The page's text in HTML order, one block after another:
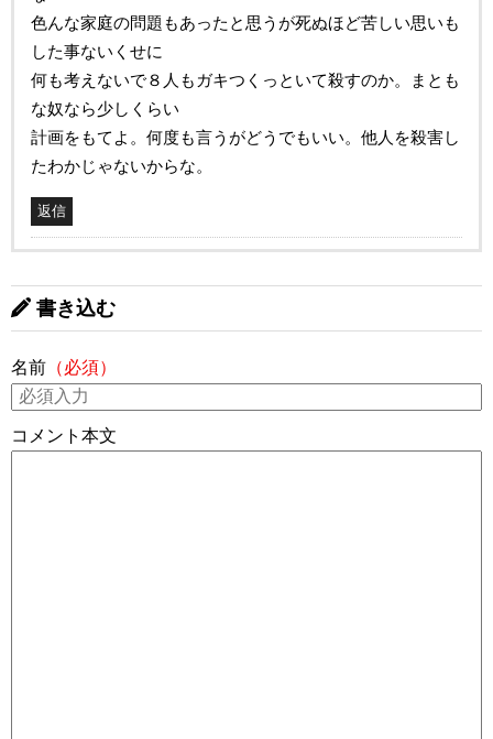
色んな家庭の問題もあったと思うが死ぬほど苦しい思いも
した事ないくせに
何も考えないで８人もガキつくっといて殺すのか。まとも
な奴なら少しくらい
計画をもてよ。何度も言うがどうでもいい。他人を殺害し
たわかじゃないからな。
返信
書き込む
名前 （必須）
コメント本文